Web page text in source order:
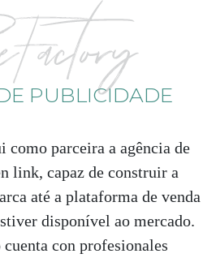
PUBLICIDADE
como parceira a agência de
link, capaz de construir a
até a plataforma de venda
disponível ao mercado.
con profesionales